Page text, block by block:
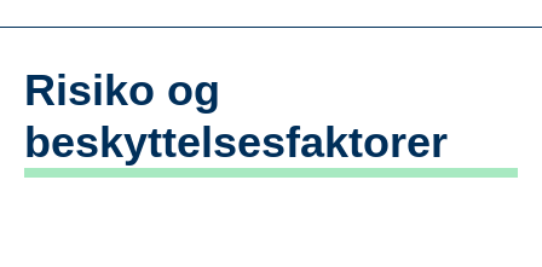
Risiko og
beskyttelsesfaktorer
Henvendelse til Skolelosen
Handlingshjulet spesialpedagogiske tiltak for skolene i
Øksnes kommune